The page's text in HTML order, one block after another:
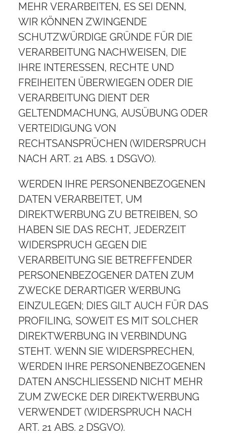
MEHR VERARBEITEN, ES SEI DENN,
WIR KÖNNEN ZWINGENDE
SCHUTZWÜRDIGE GRÜNDE FÜR DIE
VERARBEITUNG NACHWEISEN, DIE
IHRE INTERESSEN, RECHTE UND
FREIHEITEN ÜBERWIEGEN ODER DIE
VERARBEITUNG DIENT DER
GELTENDMACHUNG, AUSÜBUNG ODER
VERTEIDIGUNG VON
RECHTSANSPRÜCHEN (WIDERSPRUCH
NACH ART. 21 ABS. 1 DSGVO).
WERDEN IHRE PERSONENBEZOGENEN
DATEN VERARBEITET, UM
DIREKTWERBUNG ZU BETREIBEN, SO
HABEN SIE DAS RECHT, JEDERZEIT
WIDERSPRUCH GEGEN DIE
VERARBEITUNG SIE BETREFFENDER
PERSONENBEZOGENER DATEN ZUM
ZWECKE DERARTIGER WERBUNG
EINZULEGEN; DIES GILT AUCH FÜR DAS
PROFILING, SOWEIT ES MIT SOLCHER
DIREKTWERBUNG IN VERBINDUNG
STEHT. WENN SIE WIDERSPRECHEN,
WERDEN IHRE PERSONENBEZOGENEN
DATEN ANSCHLIESSEND NICHT MEHR
ZUM ZWECKE DER DIREKTWERBUNG
VERWENDET (WIDERSPRUCH NACH
ART. 21 ABS. 2 DSGVO).